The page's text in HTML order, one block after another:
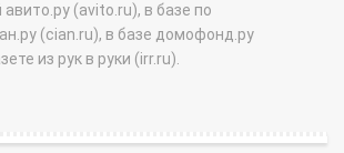
(avito.ru), в базе по
(cian.ru), в базе домофонд.ру
из рук в руки (irr.ru).